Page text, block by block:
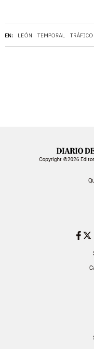
EN: LEÓN TEMPORAL TRÁFICO
Copyright ©2026